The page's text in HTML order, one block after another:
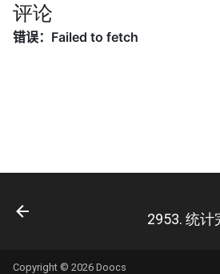
44. 数字序列中某一位的数字
48. 最长不含重复字符的子字
50. 第一个只出现一次的字符
43. 往完全二叉树添加节点
48. 序列化与反序列化二叉树
49. 从根节点到叶节点的路径
8.7. 无重复字符串的排列组合
8.13. 堆箱子
评论
2953. 统计
Copyright © 2026 Doocs